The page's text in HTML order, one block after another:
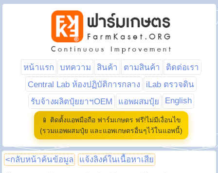
หน้าแรก บทความ สินค้า ตามสินค้า
ติดต่อเรา
Central Lab ห้องปฏิบัติการกลาง
iLab ตรวจดิน
รับจ้างผลิตปุ๋ยยาฯOEM
แอพผสมปุ๋ย English
📱 ติดตั้งแอพมือถือ ฟาร์มเกษตร ฟรี!ไม่มีเงื่อนไข
(รวมแอพผสมปุ๋ย และแอพเกษตรอื่นๆไว้ในแอพนี้)
<กลับหน้าค้นข้อมูล แจ้งลิงค์ในเนื้อหาเสีย